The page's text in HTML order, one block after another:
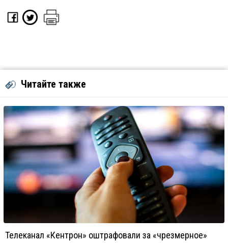
Читайте также
Телеканал «Кентрон» оштрафовали за «чрезмерное»